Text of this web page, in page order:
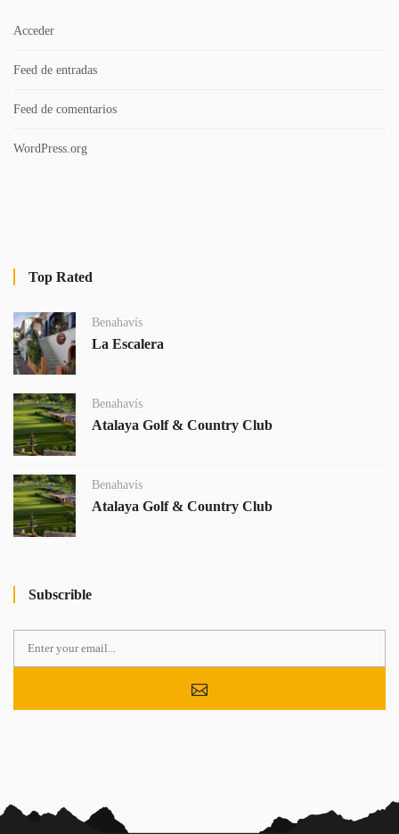
Acceder
Feed de entradas
Feed de comentarios
WordPress.org
Top Rated
Benahavís
La Escalera
Benahavís
Atalaya Golf & Country Club
Benahavís
Atalaya Golf & Country Club
Subscrible